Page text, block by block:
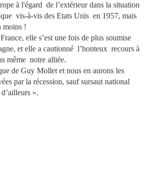
à l'égard de l’extérieur dans la situation
vis-à-vis des Etats Unis en 1957, mais
moins !
elle s’est une fois de plus soumise
et elle a cautionné l’honteux recours à
même notre alliée.
de Guy Mollet et nous en aurons les
par la récession, sauf sursaut national
».